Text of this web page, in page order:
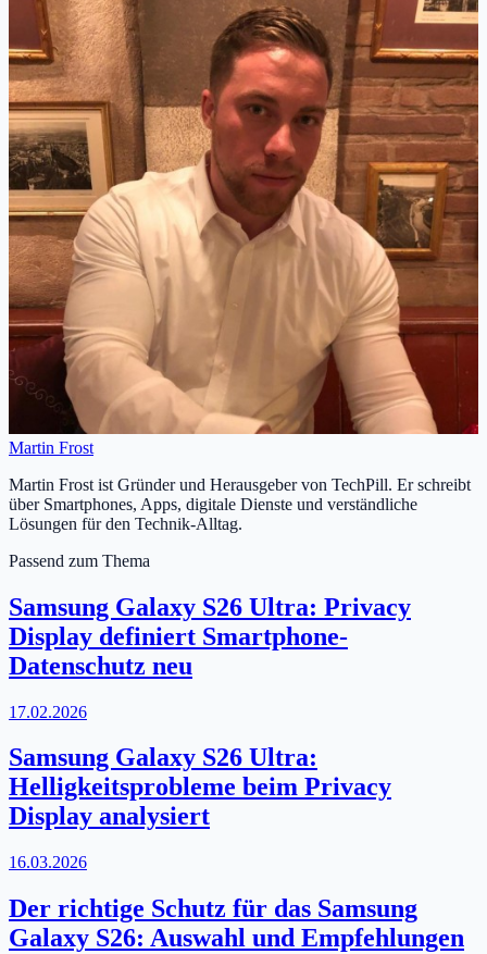
Martin Frost
Martin Frost ist Gründer und Herausgeber von TechPill. Er schreibt
über Smartphones, Apps, digitale Dienste und verständliche
Lösungen für den Technik-Alltag.
Passend zum Thema
Samsung Galaxy S26 Ultra: Privacy
Display definiert Smartphone-
Datenschutz neu
17.02.2026
Samsung Galaxy S26 Ultra:
Helligkeitsprobleme beim Privacy
Display analysiert
16.03.2026
Der richtige Schutz für das Samsung
Galaxy S26: Auswahl und Empfehlungen